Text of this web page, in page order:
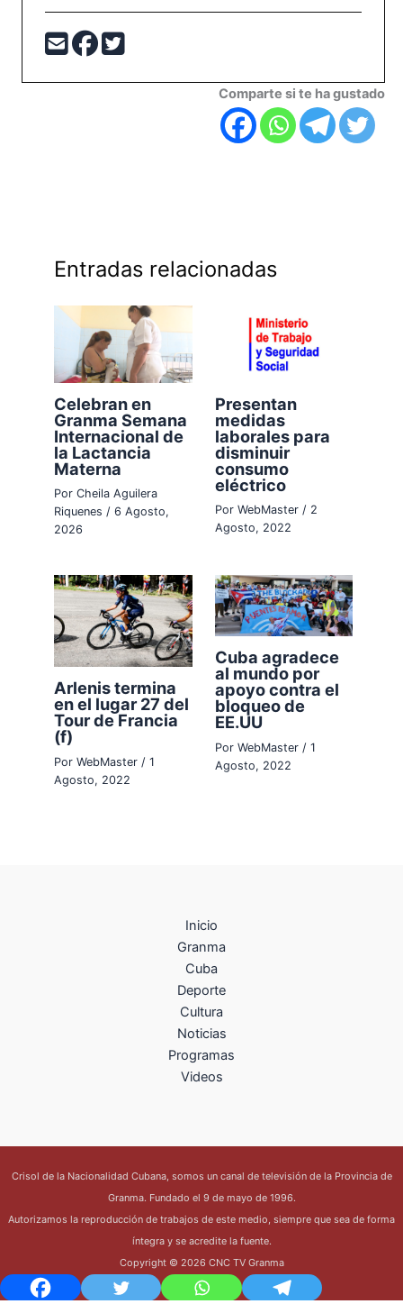
Comparte si te ha gustado
Entradas relacionadas
Celebran en
Granma Semana
Internacional de
la Lactancia
Materna
PorCheila Aguilera
Riquenes/6 Agosto,
2026
Presentan
medidas
laborales para
disminuir
consumo
eléctrico
Por WebMaster / 2
Agosto, 2022
Arlenis termina
en el lugar 27 del
Tour de Francia
(f)
PorWebMaster /1
Agosto, 2022
Cuba agradece
al mundo por
apoyo contra el
bloqueo de
EE.UU
Por WebMaster / 1
Agosto, 2022
Inicio
Granma
Cuba
Deporte
Cultura
Noticias
Programas
Videos
Crisol de la Nacionalidad Cubana, somos un canal de televisión de la Provincia de
Granma. Fundado el 9 de mayo de 1996.
Autorizamos la reproducción de trabajos de este medio, siempre que sea de forma
íntegra y se acredite la fuente.
Copyright © 2026 CNC TV Granma